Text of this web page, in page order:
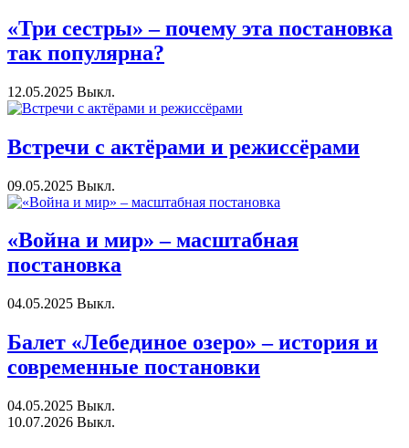
«Три сестры» – почему эта постановка
так популярна?
12.05.2025 Выкл.
Встречи с актёрами и режиссёрами
09.05.2025 Выкл.
«Война и мир» – масштабная
постановка
04.05.2025 Выкл.
Балет «Лебединое озеро» – история и
современные постановки
04.05.2025 Выкл.
10.07.2026 Выкл.